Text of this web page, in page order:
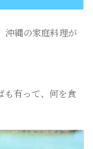
沖縄の家庭料理が
も有って、何を食